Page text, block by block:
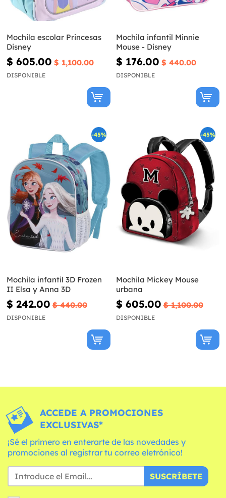
Mochila escolar Princesas
Disney
$ 605.00 $ 1,100.00
DISPONIBLE
Mochila infantil Minnie
Mouse - Disney
$ 176.00 $ 440.00
DISPONIBLE
-45%
Mochila infantil 3D Frozen
II Elsa y Anna 3D
$ 242.00 $ 440.00
DISPONIBLE
-45%
Mochila Mickey Mouse
urbana
$ 605.00 $ 1,100.00
DISPONIBLE
ACCEDE A PROMOCIONES
EXCLUSIVAS*
¡Sé el primero en enterarte de las novedades y
promociones al registrar tu correo eletrónico!
SUSCRÍBETE